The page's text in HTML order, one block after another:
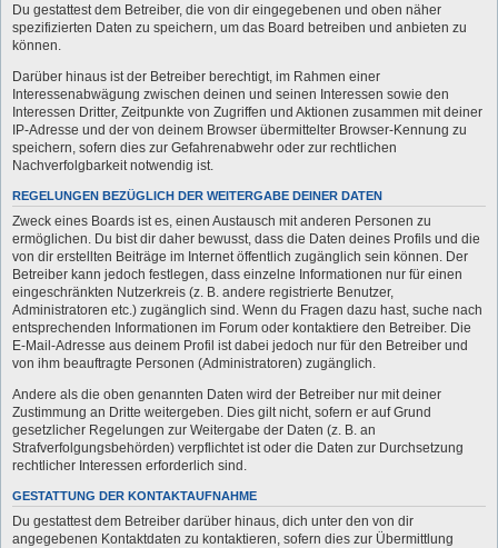
Du gestattest dem Betreiber, die von dir eingegebenen und oben näher
spezifizierten Daten zu speichern, um das Board betreiben und anbieten zu
können.
Darüber hinaus ist der Betreiber berechtigt, im Rahmen einer
Interessenabwägung zwischen deinen und seinen Interessen sowie den
Interessen Dritter, Zeitpunkte von Zugriffen und Aktionen zusammen mit deiner
IP-Adresse und der von deinem Browser übermittelter Browser-Kennung zu
speichern, sofern dies zur Gefahrenabwehr oder zur rechtlichen
Nachverfolgbarkeit notwendig ist.
REGELUNGEN BEZÜGLICH DER WEITERGABE DEINER DATEN
Zweck eines Boards ist es, einen Austausch mit anderen Personen zu
ermöglichen. Du bist dir daher bewusst, dass die Daten deines Profils und die
von dir erstellten Beiträge im Internet öffentlich zugänglich sein können. Der
Betreiber kann jedoch festlegen, dass einzelne Informationen nur für einen
eingeschränkten Nutzerkreis (z. B. andere registrierte Benutzer,
Administratoren etc.) zugänglich sind. Wenn du Fragen dazu hast, suche nach
entsprechenden Informationen im Forum oder kontaktiere den Betreiber. Die
E-Mail-Adresse aus deinem Profil ist dabei jedoch nur für den Betreiber und
von ihm beauftragte Personen (Administratoren) zugänglich.
Andere als die oben genannten Daten wird der Betreiber nur mit deiner
Zustimmung an Dritte weitergeben. Dies gilt nicht, sofern er auf Grund
gesetzlicher Regelungen zur Weitergabe der Daten (z. B. an
Strafverfolgungsbehörden) verpflichtet ist oder die Daten zur Durchsetzung
rechtlicher Interessen erforderlich sind.
GESTATTUNG DER KONTAKTAUFNAHME
Du gestattest dem Betreiber darüber hinaus, dich unter den von dir
angegebenen Kontaktdaten zu kontaktieren, sofern dies zur Übermittlung